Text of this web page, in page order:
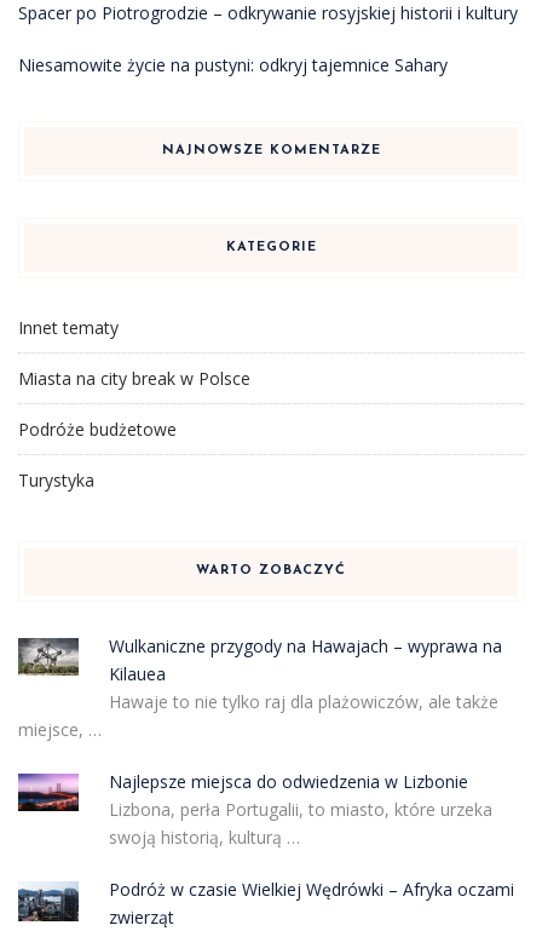
Spacer po Piotrogrodzie – odkrywanie rosyjskiej historii i kultury
Niesamowite życie na pustyni: odkryj tajemnice Sahary
NAJNOWSZE KOMENTARZE
KATEGORIE
Innet tematy
Miasta na city break w Polsce
Podróże budżetowe
Turystyka
WARTO ZOBACZYĆ
Wulkaniczne przygody na Hawajach – wyprawa na
Kilauea
Hawaje to nie tylko raj dla plażowiczów, ale także
miejsce, …
Najlepsze miejsca do odwiedzenia w Lizbonie
Lizbona, perła Portugalii, to miasto, które urzeka
swoją historią, kulturą …
Podróż w czasie Wielkiej Wędrówki – Afryka oczami
zwierząt